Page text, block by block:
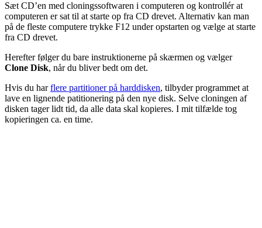
Sæt CD’en med cloningssoftwaren i computeren og kontrollér at
computeren er sat til at starte op fra CD drevet. Alternativ kan man
på de fleste computere trykke F12 under opstarten og vælge at starte
fra CD drevet.
Herefter følger du bare instruktionerne på skærmen og vælger
Clone Disk, når du bliver bedt om det.
Hvis du harflere partitioner på harddisken, tilbyder programmet at
lave en lignende patitionering på den nye disk. Selve cloningen af
disken tager lidt tid, da alle data skal kopieres. I mit tilfælde tog
kopieringen ca. en time.